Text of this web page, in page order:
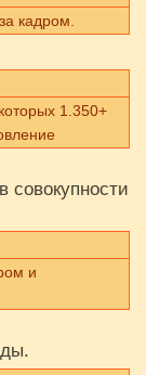
кадром.
1.350+
совокупности
и